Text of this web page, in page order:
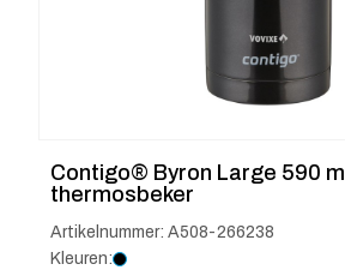
Contigo® Byron Large 590 ml
thermosbeker
Artikelnummer: A508-266238
Kleuren: